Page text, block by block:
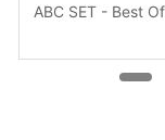
ABC SET - Best